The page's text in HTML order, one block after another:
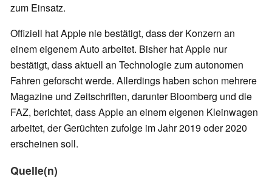
zum Einsatz.
Offiziell hat Apple nie bestätigt, dass der Konzern an
einem eigenem Auto arbeitet. Bisher hat Apple nur
bestätigt, dass aktuell an Technologie zum autonomen
Fahren geforscht werde. Allerdings haben schon mehrere
Magazine und Zeitschriften, darunter Bloomberg und die
FAZ, berichtet, dass Apple an einem eigenen Kleinwagen
arbeitet, der Gerüchten zufolge im Jahr 2019 oder 2020
erscheinen soll.
Quelle(n)